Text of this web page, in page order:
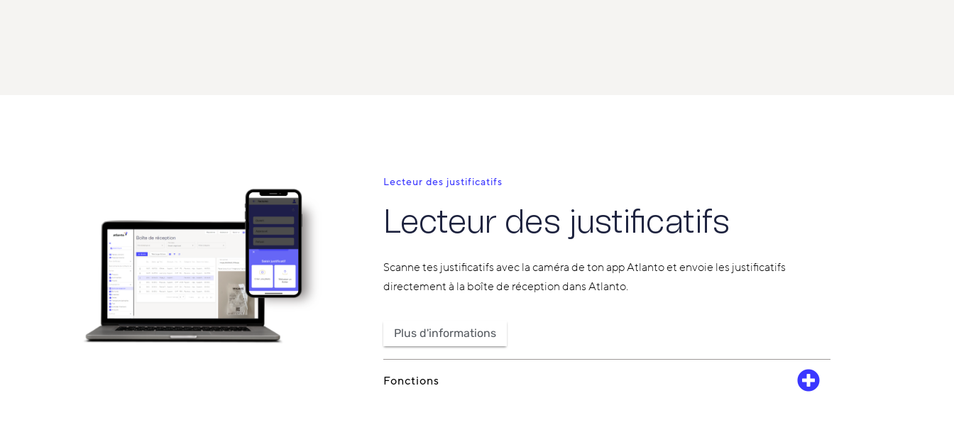
Lecteur des justificatifs
Lecteur des justificatifs
Scanne tes justificatifs avec la caméra de ton app Atlanto et envoie les justificatifs
directement à la boîte de réception dans Atlanto.
Plus d'informations
Fonctions